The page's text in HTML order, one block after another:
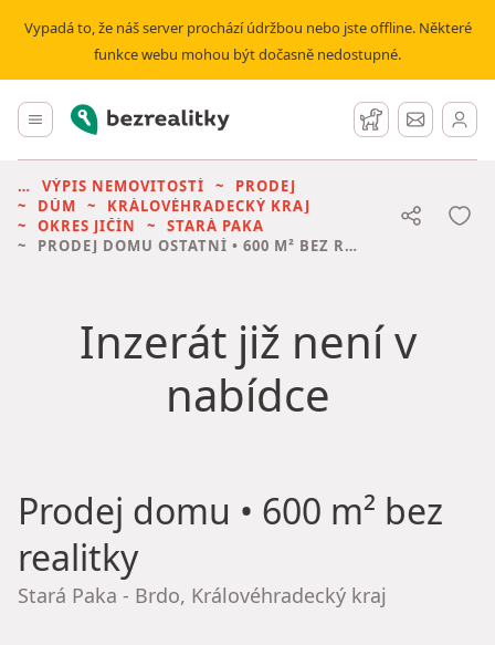
Vypadá to, že náš server prochází údržbou nebo jste offline. Některé
funkce webu mohou být dočasně nedostupné.
Hlavní menu
Bezrealitky Hlídací pes
Zprávy
VÝPIS NEMOVITOSTÍ
PRODEJ
DŮM
KRÁLOVÉHRADECKÝ KRAJ
OKRES JIČÍN
STARÁ PAKA
PRODEJ DOMU OSTATNÍ • 600 M² BEZ REALITKY
Inzerát již není v
nabídce
Prodej domu • 600 m² bez
realitky
Stará Paka - Brdo, Královéhradecký kraj